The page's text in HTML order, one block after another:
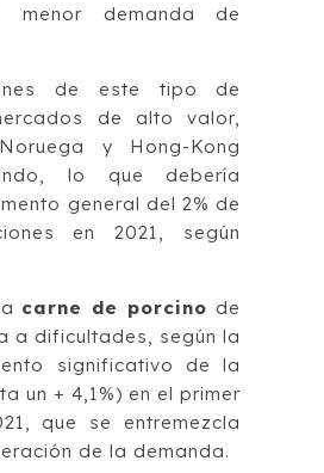
menor demanda de
de este tipo de
de alto valor,
y Hong-Kong
lo que debería
general del 2% de
en 2021, según
carne de porcino de
a dificultades, según la
significativo de la
un + 4,1%) en el primer
que se entremezcla
de la demanda.